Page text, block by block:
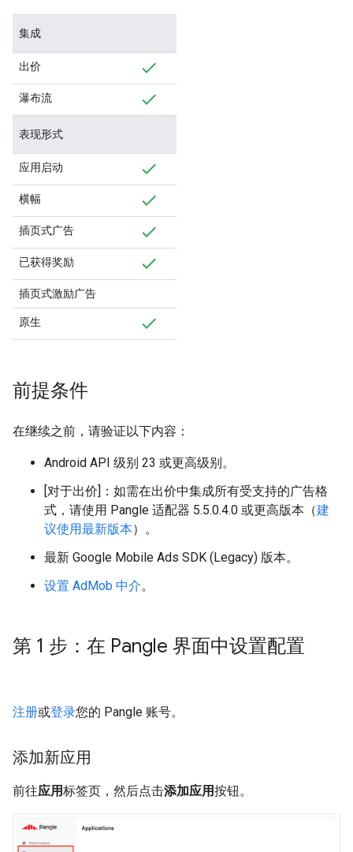
集成
出价
瀑布流
表现形式
应用启动
横幅
插页式广告
已获得奖励
插页式激励广告
原生
前提条件
在继续之前，请验证以下内容：
Android API 级别 23 或更高级别。
[对于出价]：如需在出价中集成所有受支持的广告格
式，请使用 Pangle 适配器 5.5.0.4.0 或更高版本（建
议使用最新版本）。
最新 Google Mobile Ads SDK (Legacy) 版本。
设置 AdMob 中介。
第 1 步：在 Pangle 界面中设置配置
注册或登录您的 Pangle 账号。
添加新应用
前往应用标签页，然后点击添加应用按钮。